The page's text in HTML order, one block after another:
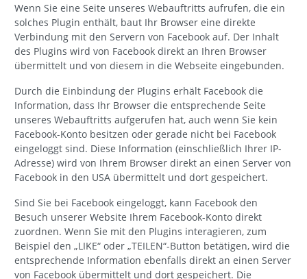
Wenn Sie eine Seite unseres Webauftritts aufrufen, die ein
solches Plugin enthält, baut Ihr Browser eine direkte
Verbindung mit den Servern von Facebook auf. Der Inhalt
des Plugins wird von Facebook direkt an Ihren Browser
übermittelt und von diesem in die Webseite eingebunden.
Durch die Einbindung der Plugins erhält Facebook die
Information, dass Ihr Browser die entsprechende Seite
unseres Webauftritts aufgerufen hat, auch wenn Sie kein
Facebook-Konto besitzen oder gerade nicht bei Facebook
eingeloggt sind. Diese Information (einschließlich Ihrer IP-
Adresse) wird von Ihrem Browser direkt an einen Server von
Facebook in den USA übermittelt und dort gespeichert.
Sind Sie bei Facebook eingeloggt, kann Facebook den
Besuch unserer Website Ihrem Facebook-Konto direkt
zuordnen. Wenn Sie mit den Plugins interagieren, zum
Beispiel den „LIKE“ oder „TEILEN“-Button betätigen, wird die
entsprechende Information ebenfalls direkt an einen Server
von Facebook übermittelt und dort gespeichert. Die